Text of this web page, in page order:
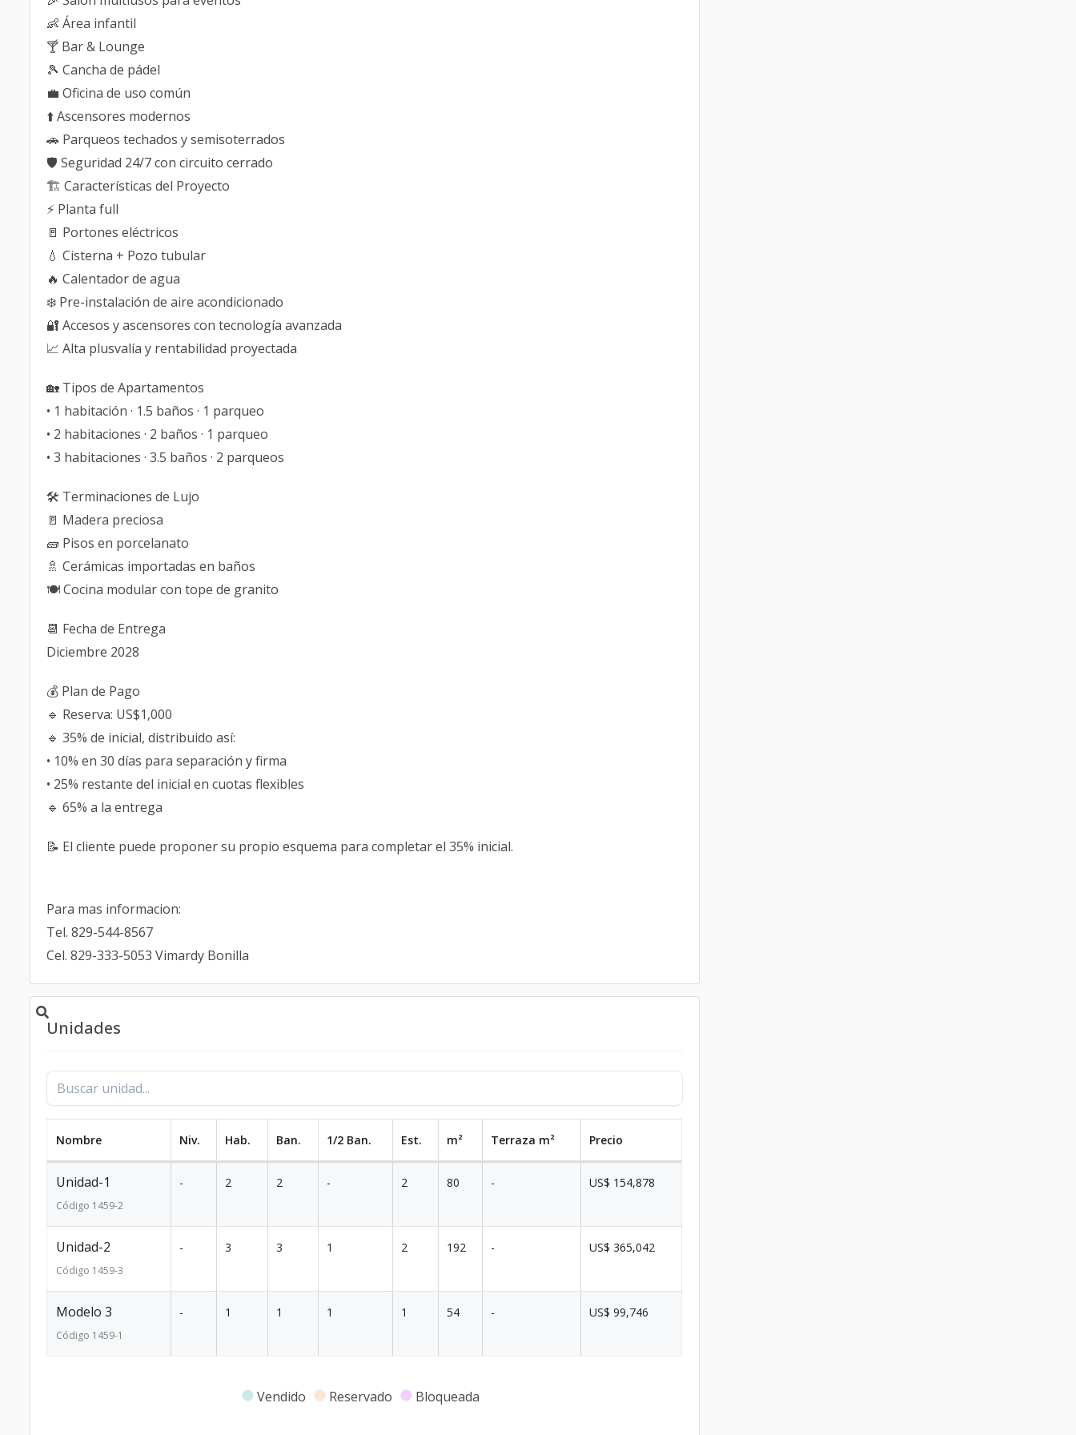
👶 Área infantil
🍸 Bar & Lounge
🎾 Cancha de pádel
💼 Oficina de uso común
⬆️ Ascensores modernos
🚗 Parqueos techados y semisoterrados
🛡️ Seguridad 24/7 con circuito cerrado
🏗️ Características del Proyecto
⚡ Planta full
🚪 Portones eléctricos
💧 Cisterna + Pozo tubular
🔥 Calentador de agua
❄️ Pre-instalación de aire acondicionado
🔐 Accesos y ascensores con tecnología avanzada
📈 Alta plusvalía y rentabilidad proyectada
🏡 Tipos de Apartamentos
• 1 habitación · 1.5 baños · 1 parqueo
• 2 habitaciones · 2 baños · 1 parqueo
• 3 habitaciones · 3.5 baños · 2 parqueos
🛠️ Terminaciones de Lujo
🚪 Madera preciosa
🧱 Pisos en porcelanato
🚿 Cerámicas importadas en baños
🍽️ Cocina modular con tope de granito
📆 Fecha de Entrega
Diciembre 2028
💰 Plan de Pago
🔹 Reserva: US$1,000
🔹 35% de inicial, distribuido así:
• 10% en 30 días para separación y firma
• 25% restante del inicial en cuotas flexibles
🔹 65% a la entrega
📝 El cliente puede proponer su propio esquema para completar el 35% inicial.
Para mas informacion:
Tel. 829-544-8567
Cel. 829-333-5053 Vimardy Bonilla
Unidades
Nombre Niv. Hab. Ban. 1/2 Ban. Est. m² Terraza m² Precio
Unidad-1
Código 1459-2
- 2 2 - 2 80 - US$ 154,878
Unidad-2
Código 1459-3
- 3 3 1 2 192 - US$ 365,042
Modelo 3
Código 1459-1
- 1 1 1 1 54 - US$ 99,746
Vendido Reservado Bloqueada